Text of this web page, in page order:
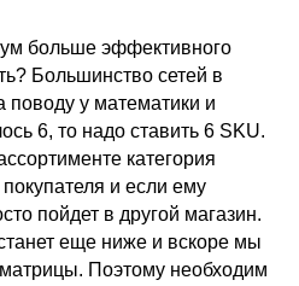
больше эффективного
Большинство сетей в
поводу у математики и
6, то надо ставить 6 SKU.
категория
и если ему
пойдет в другой магазин.
еще ниже и вскоре мы
Поэтому необходим